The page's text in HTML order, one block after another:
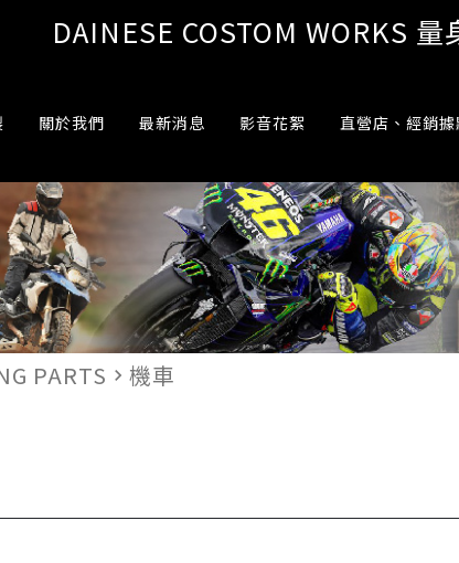
DAINESE COSTOM WORKS 量
關於我們 最新消息 影音花絮 直營店、經銷據
PARTS navigate_next 機車